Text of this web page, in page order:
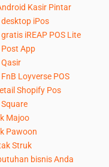
Kasir Pintar
iPos
iREAP POS Lite
App
Loyverse POS
Shopify Pos
Majoo
Pawoon
Struk
bisnis Anda